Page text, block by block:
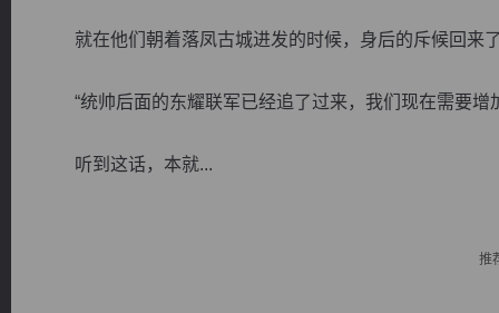
就在他们朝着落凤古城进发的时候，身后的斥候回来
“统帅后面的东耀联军已经追了过来，我们现在需要增
听到这话，本就...
推